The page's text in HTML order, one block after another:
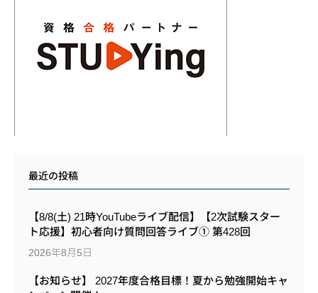
最近の投稿
【8/8(土) 21時YouTubeライブ配信】【2次試験スター
ト応援】初心者向け質問回答ライブ① 第428回
2026年8月5日
【お知らせ】 2027年度合格目標！夏から勉強開始キャ